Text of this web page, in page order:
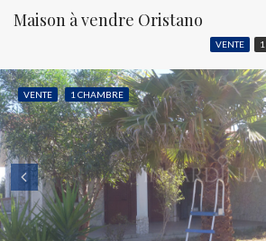
Maison à vendre Oristano
VENTE
VENTE 1 CHAMBRE